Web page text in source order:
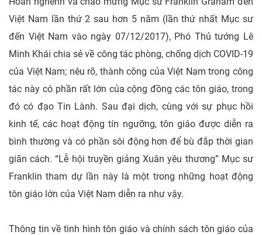
Việt Nam lần thứ 2 sau hơn 5 năm (lần thứ nhất Mục sư
đến Việt Nam vào ngày 07/12/2017), Phó Thủ tướng Lê
Minh Khái chia sẻ về công tác phòng, chống dịch COVID-19
của Việt Nam; nêu rõ, thành công của Việt Nam trong công
tác này có phần rất lớn của cộng đồng các tôn giáo, trong
đó có đạo Tin Lành. Sau đại dịch, cùng với sự phục hồi
kinh tế, các hoạt động tín ngưỡng, tôn giáo được diễn ra
bình thường và có phần sôi động hơn để bù đắp thời gian
giãn cách. “Lễ hội truyền giảng Xuân yêu thương” Mục sư
Franklin tham dự lần này là một trong những hoạt động
tôn giáo lớn của Việt Nam diễn ra như vậy.
Thông tin về tình hình tôn giáo và chính sách tôn giáo của